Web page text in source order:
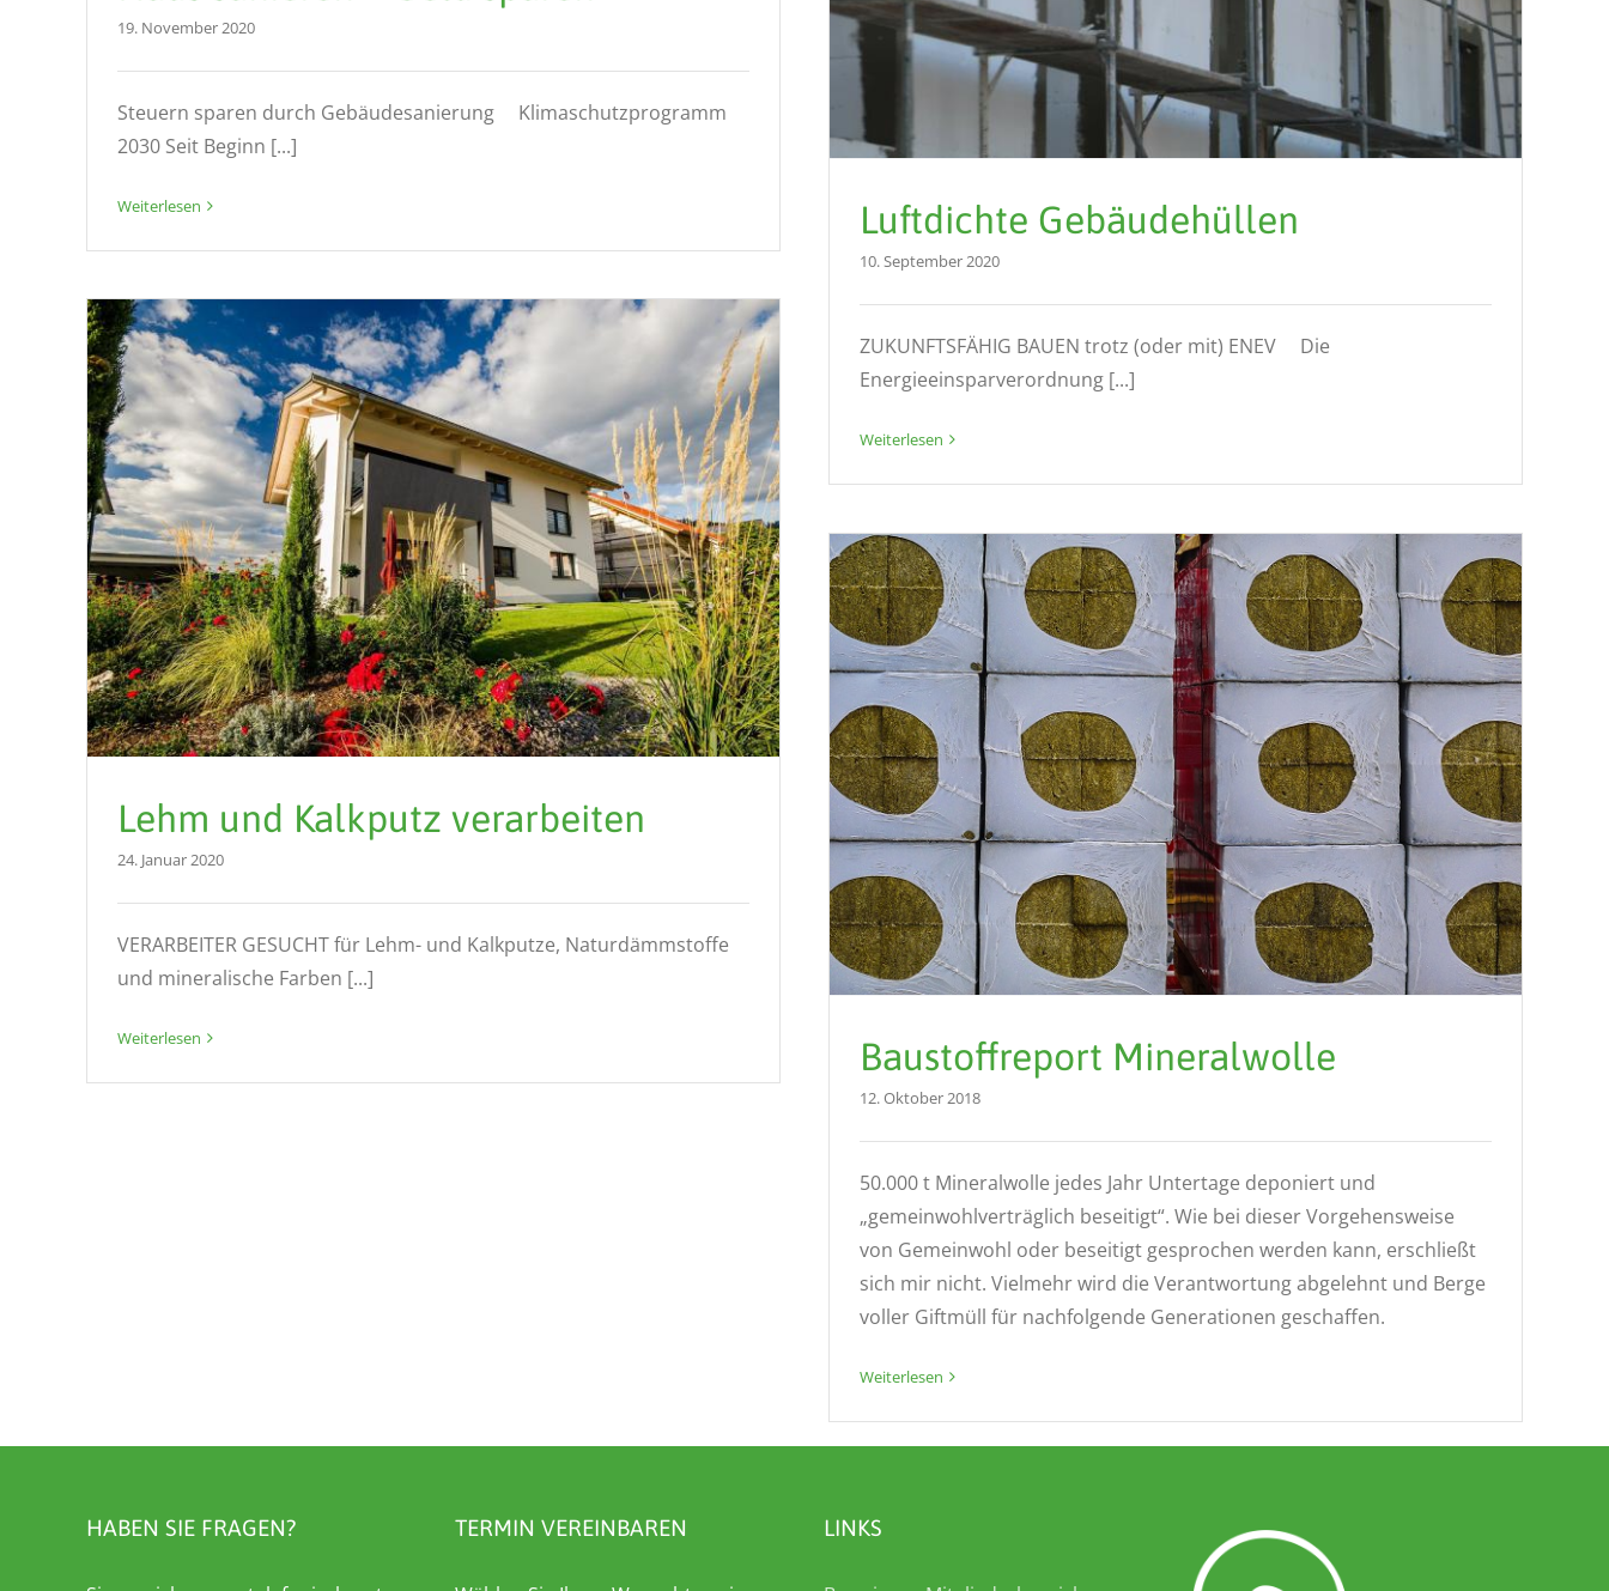
19. November 2020
Steuern sparen durch Gebäudesanierung Klimaschutzprogramm
2030 Seit Beginn [...]
Weiterlesen Luftdichte Gebäudehüllen
10. September 2020
ZUKUNFTSFÄHIG BAUEN trotz (oder mit) ENEV Die
Energieeinsparverordnung [...]
Weiterlesen
Lehm und Kalkputz verarbeiten
24. Januar 2020
VERARBEITER GESUCHT für Lehm- und Kalkputze, Naturdämmstoffe
und mineralische Farben [...]
Weiterlesen Baustoffreport Mineralwolle
12. Oktober 2018
50.000 t Mineralwolle jedes Jahr Untertage deponiert und
„gemeinwohlverträglich beseitigt“. Wie bei dieser Vorgehensweise
von Gemeinwohl oder beseitigt gesprochen werden kann, erschließt
sich mir nicht. Vielmehr wird die Verantwortung abgelehnt und Berge
voller Giftmüll für nachfolgende Generationen geschaffen.
Weiterlesen
HABEN SIE FRAGEN? TERMIN VEREINBAREN LINKS